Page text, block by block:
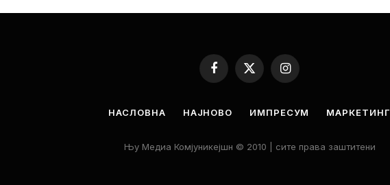
Facebook
X
(Twitter)
Instagram
НАСЛОВНА НАЈНОВО ИМПРЕСУМ МАРКЕТИНГ
Њу Медиа Комјуникејшн © 2010 | сите права заштитени